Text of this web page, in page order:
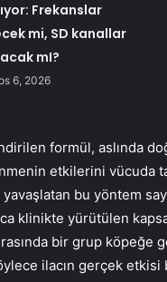
Frekanslar
mi, SD kanallar
mI?
6, 2026
formül, aslında
etkilerini vücuda
yavaşlatan bu yöntem
klinikte yürütülen
bir grup
ilacın gerçek